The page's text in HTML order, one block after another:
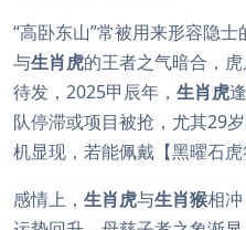
“高卧东山”常被用来形容隐
与生肖虎的王者之气暗合，
待发，2025甲辰年， 生肖虎
队停滞或项目被抢，尤其29
机显现，若能佩戴【黑曜石虎
感情上， 生肖虎与生肖猴相